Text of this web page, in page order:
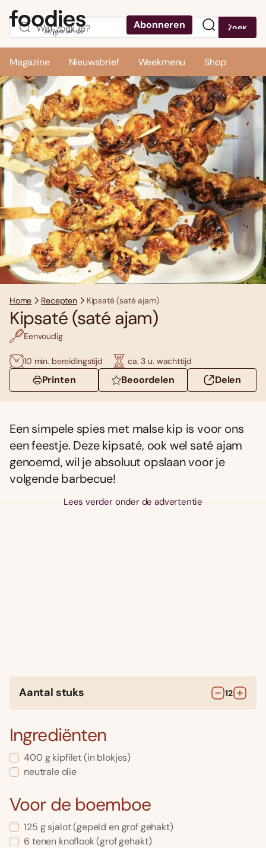
Abonneren Zoek
Magazine Nieuwsbrief Weekmenu Shop
Home Recepten Kipsaté (saté ajam)
Kipsaté (saté ajam)
Eenvoudig
10 min. bereidingstijd ca. 3 u. wachttijd
Printen Beoordelen Delen
Een simpele spies met malse kip is voor ons
een feestje. Deze kipsaté, ook wel saté ajam
genoemd, wil je absoluut opslaan voor je
volgende barbecue!
Lees verder onder de advertentie
Aantal stuks 12
Ingrediënten
400 g kipfilet(in blokjes)
neutrale olie
Voor de boemboe
125 g sjalot(gepeld en grof gehakt)
6 tenen knoflook(grof gehakt)